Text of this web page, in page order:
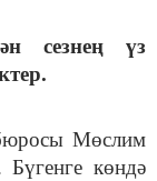
сезнең үз
Мөслим
Бүгенге көндә